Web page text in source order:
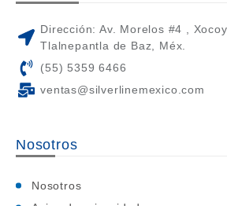
Dirección: Av. Morelos #4 ,
Tlalnepantla de Baz, Méx.
(55) 5359 6466
ventas@silverlinemexico.com
Nosotros
Nosotros